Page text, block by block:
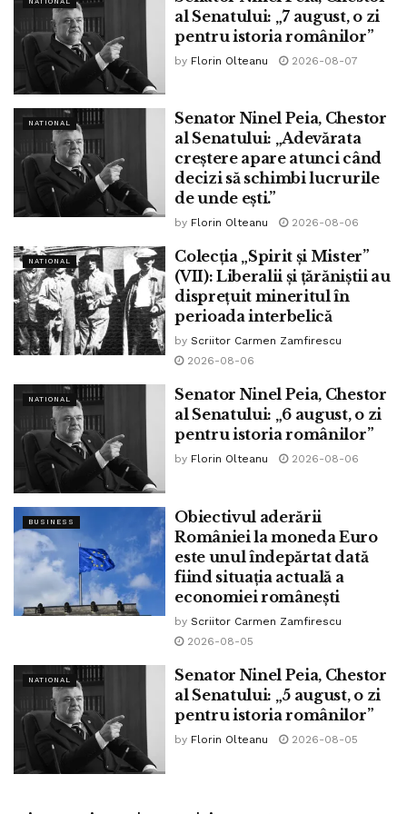
MOȚIUNE SIMPLĂ
privind gestionarea politicii de securitate și apărare
națională în contextul declarațiilor privind
potențiala desfășurare de trupe românești în
„Ministrul progresist Radu Miruță
compromite credibilitatea politicii de
apărare a României prin declarații
iresponsabile și lipsă de rigoare
România este un stat aflat într-o zonă de maximă
sensibilitate strategică, pe flancul estic al NATO, cu
responsabilități directe privind securitatea Mării
Negre, apărarea frontierelor Uniunii Europene și
al Senatului: „7 august, o zi
pentru istoria românilor”
by Florin Olteanu 2026-08-07
NATIONAL
Senator Ninel Peia, Chestor
al Senatului: „Adevărata
creștere apare atunci când
decizi să schimbi lucrurile
de unde ești.”
by Florin Olteanu 2026-08-06
NATIONAL
Colecția „Spirit și Mister”
(VII): Liberalii și țărăniștii au
disprețuit mineritul în
perioada interbelică
by Scriitor Carmen Zamfirescu
2026-08-06
NATIONAL
Senator Ninel Peia, Chestor
al Senatului: „6 august, o zi
pentru istoria românilor”
by Florin Olteanu 2026-08-06
BUSINESS
Obiectivul aderării
României la moneda Euro
este unul îndepărtat dată
fiind situația actuală a
economiei românești
by Scriitor Carmen Zamfirescu
2026-08-05
NATIONAL
Senator Ninel Peia, Chestor
al Senatului: „5 august, o zi
pentru istoria românilor”
by Florin Olteanu 2026-08-05